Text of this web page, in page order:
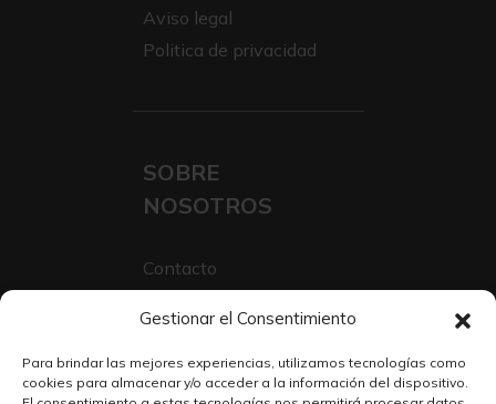
Gestionar el Consentimiento
Para brindar las mejores experiencias, utilizamos tecnologías como
cookies para almacenar y/o acceder a la información del dispositivo.
Aviso legal
Politica de privacidad
SOBRE
NOSOTROS
Contacto